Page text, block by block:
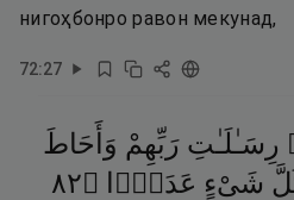
нигоҳбонро равон мекунад,
72:27
رِسَـٰلَـٰتِ رَبِّهِمْ وَأَحَاطَ
شَىْءٍ عَدَدًۢا ۝٢٨